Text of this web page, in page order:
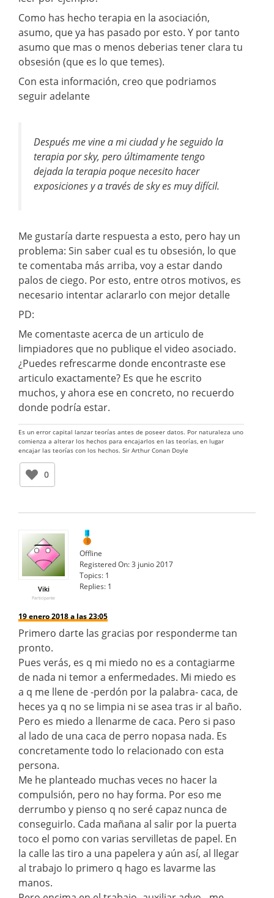
Como has hecho terapia en la asociación,
asumo, que ya has pasado por esto. Y por tanto
asumo que mas o menos deberias tener clara tu
obsesión (que es lo que temes).
Con esta información, creo que podriamos
seguir adelante
Después me vine a mi ciudad y he seguido la
terapia por sky, pero últimamente tengo
dejada la terapia poque necesito hacer
exposiciones y a través de sky es muy difícil.
Me gustaría darte respuesta a esto, pero hay un
problema: Sin saber cual es tu obsesión, lo que
te comentaba más arriba, voy a estar dando
palos de ciego. Por esto, entre otros motivos, es
necesario intentar aclararlo con mejor detalle
PD:
Me comentaste acerca de un articulo de
limpiadores que no publique el video asociado.
¿Puedes refrescarme donde encontraste ese
articulo exactamente? Es que he escrito
muchos, y ahora ese en concreto, no recuerdo
donde podría estar.
Es un error capital lanzar teorías antes de poseer datos. Por naturaleza uno
comienza a alterar los hechos para encajarlos en las teorías, en lugar
encajar las teorías con los hechos. Sir Arthur Conan Doyle
0
Viki
Participante
Offline
Registered On:3 junio 2017
Topics: 1
Replies: 1
19 enero 2018 a las 23:05
Primero darte las gracias por responderme tan
pronto.
Pues verás, es q mi miedo no es a contagiarme
de nada ni temor a enfermedades. Mi miedo es
a q me llene de -perdón por la palabra- caca, de
heces ya q no se limpia ni se asea tras ir al baño.
Pero es miedo a llenarme de caca. Pero si paso
al lado de una caca de perro nopasa nada. Es
concretamente todo lo relacionado con esta
persona.
Me he planteado muchas veces no hacer la
compulsión, pero no hay forma. Por eso me
derrumbo y pienso q no seré capaz nunca de
conseguirlo. Cada mañana al salir por la puerta
toco el pomo con varias servilletas de papel. En
la calle las tiro a una papelera y aún así, al llegar
al trabajo lo primero q hago es lavarme las
manos.